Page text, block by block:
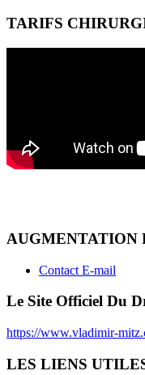
TARIFS
AUGMENTATION
Contact E-mail
Le Site Officiel Du
https://www.vladimir-
LES LIENS